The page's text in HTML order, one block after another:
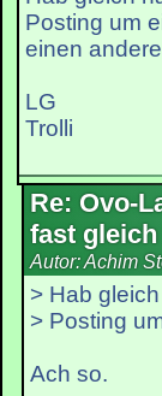
Posting um
einen
LG
Trolli
Re: Ovo-
fast
Autor: Achim
> Hab
> Posting
Ach so.